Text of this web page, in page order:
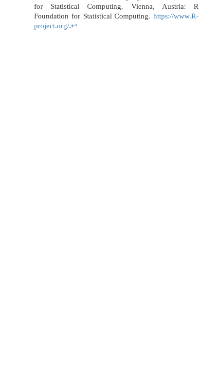
for Statistical Computing. Vienna, Austria: R
Foundation for Statistical Computing. https://www.R-
project.org/.↩︎